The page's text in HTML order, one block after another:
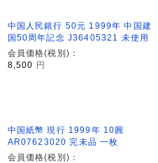
中国人民銀行 50元 1999年 中国建
国50周年記念 J36405321 未使用
会員価格(税別)：
8,500 円
中国紙幣 現行 1999年 10圓
AR07623020 完未品 一枚
会員価格(税別)：